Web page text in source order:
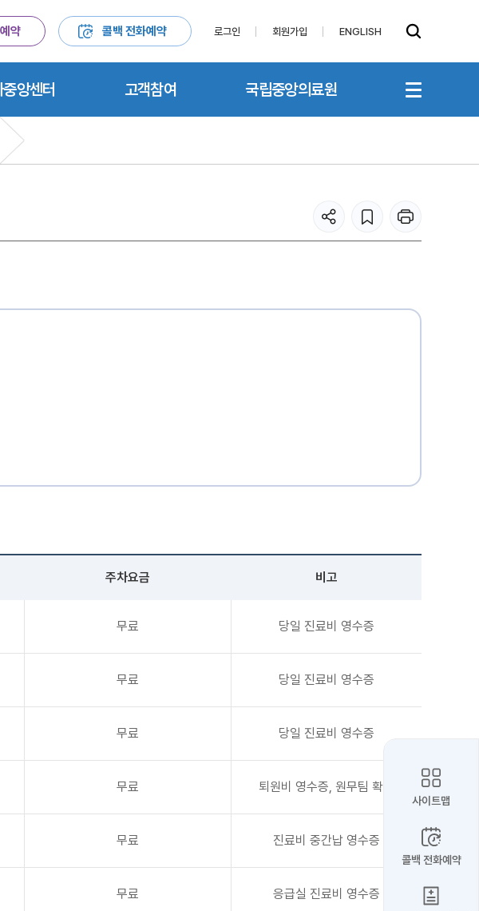
약 콜백 전화예약 로그인 회원가입 ENGLISH
앙센터 고객참여 국립중앙의료원
주차요금 비고
무료 당일 진료비 영수증
무료 당일 진료비 영수증
무료 당일 진료비 영수증
무료 퇴원비 영수증, 원무팀 확인
무료 진료비 중간납 영수증
무료 응급실 진료비 영수증
사이트맵
콜백 전화예약